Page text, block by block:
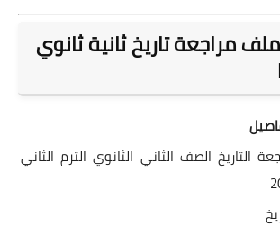
مراجعة تاريخ ثانية ثانوي
التاريخ الصف الثاني الثانوي الترم الثاني